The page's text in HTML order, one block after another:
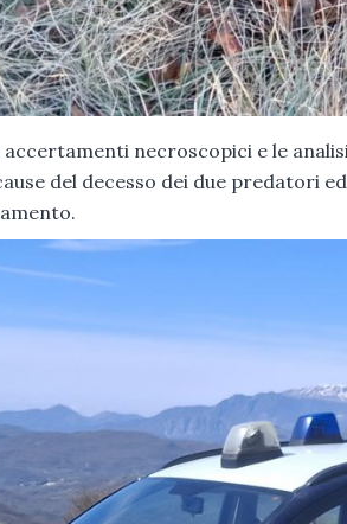
accertamenti necroscopici e le
del decesso dei due predatori